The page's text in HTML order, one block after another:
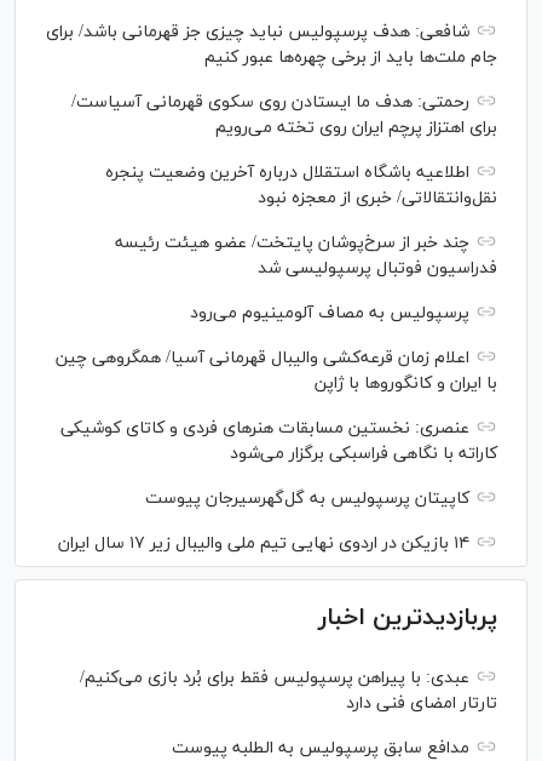
شافعی: هدف پرسپولیس نباید چیزی جز قهرمانی باشد/ برای
جام ملت‌ها باید از برخی چهره‌ها عبور کنیم
رحمتی: هدف ما ایستادن روی سکوی قهرمانی آسیاست/
برای اهتزاز پرچم ایران روی تخته می‌رویم
اطلاعیه باشگاه استقلال درباره آخرین وضعیت پنجره
نقل‌وانتقالاتی/ خبری از معجزه نبود
چند خبر از سرخ‌پوشان پایتخت/ عضو هیئت رئیسه
فدراسیون فوتبال پرسپولیسی شد
پرسپولیس به مصاف آلومینیوم می‌رود
اعلام زمان قرعه‌کشی والیبال قهرمانی آسیا/ همگروهی چین
با ایران و کانگورو‌ها با ژاپن
عنصری: نخستین مسابقات هنر‌های فردی و کاتای کوشیکی
کاراته با نگاهی فراسبکی برگزار می‌شود
کاپیتان پرسپولیس به گل‌گهرسیرجان پیوست
۱۴ بازیکن در اردوی نهایی تیم ملی والیبال زیر ۱۷ سال ایران
پربازدیدترین اخبار
عبدی: با پیراهن پرسپولیس فقط برای بُرد بازی می‌کنیم/
تارتار امضای فنی دارد
مدافع سابق پرسپولیس به الطلبه پیوست